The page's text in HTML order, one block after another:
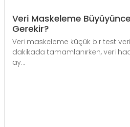
Veri Maskeleme
Gerekir?
Veri maskeleme küçük bir test
dakikada tamamlanırken, veri
ay...